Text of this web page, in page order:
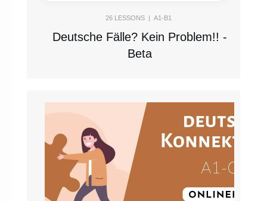
26LESSONS | A1-B1
Deutsche Fälle? Kein Problem!! -
Beta